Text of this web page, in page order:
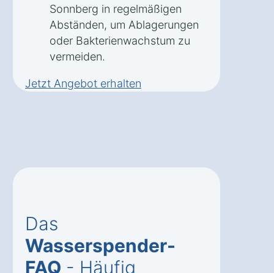
Sonnberg in regelmäßigen
Abständen, um Ablagerungen
oder Bakterienwachstum zu
vermeiden.
Jetzt Angebot erhalten
Das
Wasserspender-
FAQ - Häufig